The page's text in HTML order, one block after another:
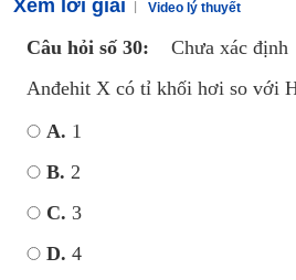
Xem lời giải Video lý thuyết
Câu hỏi số 30:
Chưa xác định
Anđehit X có tỉ khối hơi so với
A. 1
B. 2
C. 3
D. 4